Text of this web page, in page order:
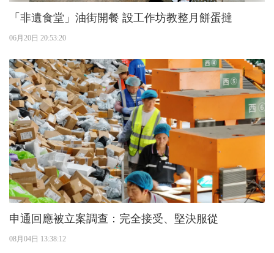
「非遺食堂」油街開餐 設工作坊教整月餅蛋撻
06月20日 20:53:20
申通回應被立案調查：完全接受、堅決服從
08月04日 13:38:12